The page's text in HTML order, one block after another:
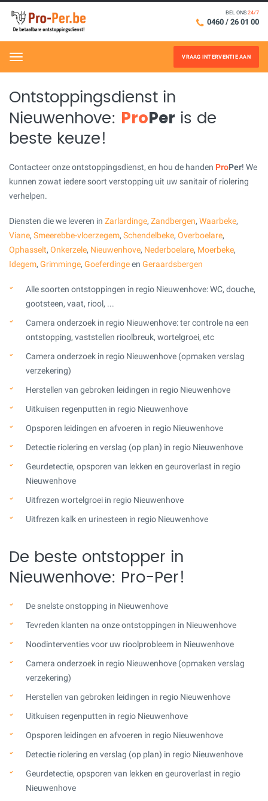
BEL ONS 24/7
0460 / 26 01 00
Menu VRAAG INTERVENTIE AAN
Ontstoppingsdienst in
Nieuwenhove: ProPer is de
beste keuze!
Contacteer onze ontstoppingsdienst, en hou de handen ProPer! We
kunnen zowat iedere soort verstopping uit uw sanitair of riolering
verhelpen.
Diensten die we leveren in Zarlardinge, Zandbergen, Waarbeke,
Viane, Smeerebbe-vloerzegem, Schendelbeke, Overboelare,
Ophasselt, Onkerzele, Nieuwenhove, Nederboelare, Moerbeke,
Idegem, Grimminge, Goeferdingeen Geraardsbergen
Alle soorten ontstoppingen in regio Nieuwenhove: WC, douche,
gootsteen, vaat, riool, ...
Camera onderzoek in regio Nieuwenhove: ter controle na een
ontstopping, vaststellen rioolbreuk, wortelgroei, etc
Camera onderzoek in regio Nieuwenhove (opmaken verslag
verzekering)
Herstellen van gebroken leidingen in regio Nieuwenhove
Uitkuisen regenputten in regio Nieuwenhove
Opsporen leidingen en afvoeren in regio Nieuwenhove
Detectie riolering en verslag (op plan) in regio Nieuwenhove
Geurdetectie, opsporen van lekken en geuroverlast in regio
Nieuwenhove
Uitfrezen wortelgroei in regio Nieuwenhove
Uitfrezen kalk en urinesteen in regio Nieuwenhove
De beste ontstopper in
Nieuwenhove: Pro-Per!
De snelste onstopping in Nieuwenhove
Tevreden klanten na onze ontstoppingen in Nieuwenhove
Noodinterventies voor uw rioolprobleem in Nieuwenhove
Camera onderzoek in regio Nieuwenhove (opmaken verslag
verzekering)
Herstellen van gebroken leidingen in regio Nieuwenhove
Uitkuisen regenputten in regio Nieuwenhove
Opsporen leidingen en afvoeren in regio Nieuwenhove
Detectie riolering en verslag (op plan) in regio Nieuwenhove
Geurdetectie, opsporen van lekken en geuroverlast in regio
Nieuwenhove